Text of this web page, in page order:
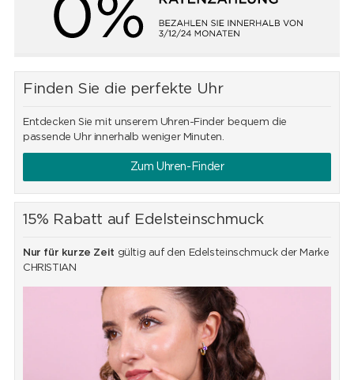
Finden Sie die perfekte Uhr
Entdecken Sie mit unserem Uhren-Finder bequem die
passende Uhr innerhalb weniger Minuten.
Zum Uhren-Finder
15% Rabatt auf Edelsteinschmuck
Nur für kurze Zeit gültig auf den Edelsteinschmuck der Marke
CHRISTIAN